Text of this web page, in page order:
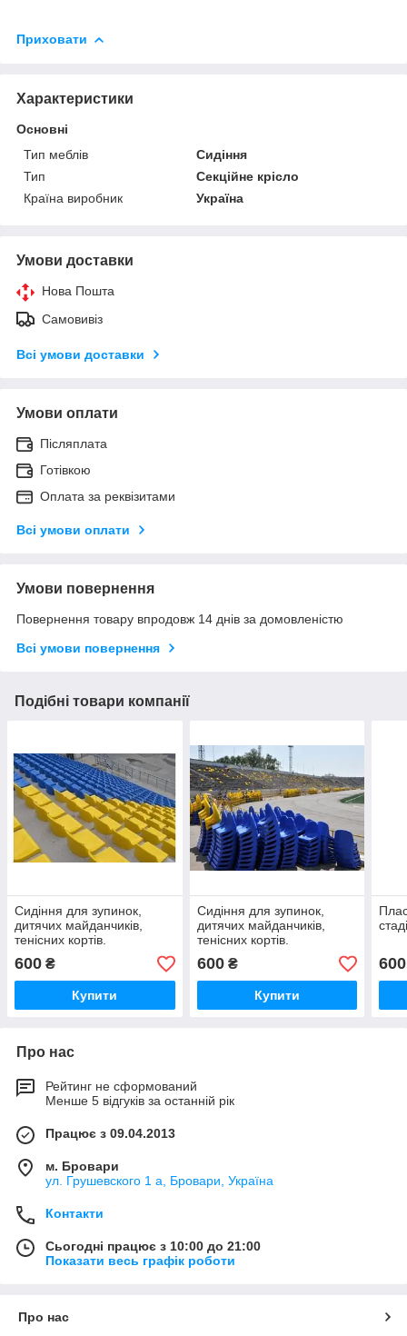
Приховати
Характеристики
Основні
Тип меблів
Сидіння
Тип
Секційне крісло
Країна виробник
Україна
Умови доставки
Нова Пошта
Самовивіз
Всі умови доставки
Умови оплати
Післяплата
Готівкою
Оплата за реквізитами
Всі умови оплати
Умови повернення
Повернення товару впродовж 14 днів за домовленістю
Всі умови повернення
Подібні товари компанії
Сидіння для зупинок,
дитячих майданчиків,
тенісних кортів.
600 ₴
Купити
Сидіння для зупинок,
дитячих майданчиків,
тенісних кортів.
600₴
Купити
600
Про нас
Рейтинг не сформований
Менше 5 відгуків за останній рік
Працює з 09.04.2013
м. Бровари
ул. Грушевского 1 а, Бровари, Україна
Контакти
Сьогодні працює з 10:00 до 21:00
Показати весь графік роботи
Про нас